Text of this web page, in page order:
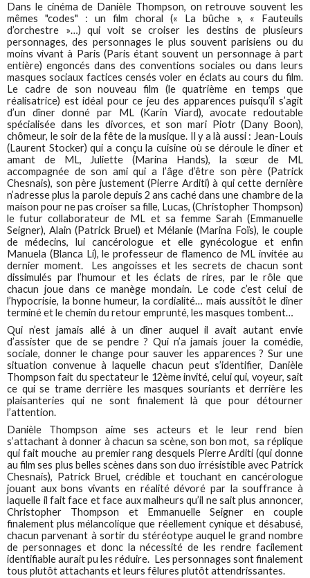
Dans le cinéma de Danièle Thompson, on retrouve souvent les
mêmes "codes" : un film choral (« La bûche », « Fauteuils
d’orchestre »…) qui voit se croiser les destins de plusieurs
personnages, des personnages le plus souvent parisiens ou du
moins vivant à Paris (Paris étant souvent un personnage à part
entière) engoncés dans des conventions sociales ou dans leurs
masques sociaux factices censés voler en éclats au cours du film.
Le cadre de son nouveau film (le quatrième en temps que
réalisatrice) est idéal pour ce jeu des apparences puisqu’il s’agit
d’un dîner donné par ML (Karin Viard), avocate redoutable
spécialisée dans les divorces, et son mari Piotr (Dany Boon),
chômeur, le soir de la fête de la musique. Il y a là aussi : Jean-Louis
(Laurent Stocker) qui a conçu la cuisine où se déroule le dîner et
amant de ML, Juliette (Marina Hands), la sœur de ML
accompagnée de son ami qui a l’âge d’être son père (Patrick
Chesnais), son père justement (Pierre Arditi) à qui cette dernière
n’adresse plus la parole depuis 2 ans caché dans une chambre de la
maison pour ne pas croiser sa fille, Lucas, (Christopher Thompson)
le futur collaborateur de ML et sa femme Sarah (Emmanuelle
Seigner), Alain (Patrick Bruel) et Mélanie (Marina Foïs), le couple
de médecins, lui cancérologue et elle gynécologue et enfin
Manuela (Blanca Li), le professeur de flamenco de ML invitée au
dernier moment. Les angoisses et les secrets de chacun sont
dissimulés par l’humour et les éclats de rires, par le rôle que
chacun joue dans ce manège mondain. Le code c’est celui de
l’hypocrisie, la bonne humeur, la cordialité… mais aussitôt le dîner
terminé et le chemin du retour emprunté, les masques tombent…
Qui n’est jamais allé à un dîner auquel il avait autant envie
d’assister que de se pendre ? Qui n’a jamais jouer la comédie,
sociale, donner le change pour sauver les apparences ? Sur une
situation convenue à laquelle chacun peut s’identifier, Danièle
Thompson fait du spectateur le 12ème invité, celui qui, voyeur, sait
ce qui se trame derrière les masques souriants et derrière les
plaisanteries qui ne sont finalement là que pour détourner
l’attention.
Danièle Thompson aime ses acteurs et le leur rend bien
s’attachant à donner à chacun sa scène, son bon mot, sa réplique
qui fait mouche au premier rang desquels Pierre Arditi (qui donne
au film ses plus belles scènes dans son duo irrésistible avec Patrick
Chesnais), Patrick Bruel, crédible et touchant en cancérologue
jouant aux bons vivants en réalité dévoré par la souffrance à
laquelle il fait face et face aux malheurs qu’il ne sait plus annoncer,
Christopher Thompson et Emmanuelle Seigner en couple
finalement plus mélancolique que réellement cynique et désabusé,
chacun parvenant à sortir du stéréotype auquel le grand nombre
de personnages et donc la nécessité de les rendre facilement
identifiable aurait pu les réduire. Les personnages sont finalement
tous plutôt attachants et leurs fêlures plutôt attendrissantes.